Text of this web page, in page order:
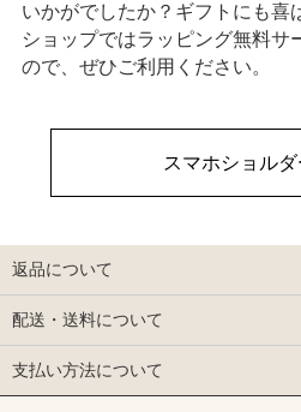
いかがでしたか？ギフトにも喜
ショップではラッピング無料サ
ので、ぜひご利用ください。
スマホショル
返品について
配送・送料について
支払い方法について